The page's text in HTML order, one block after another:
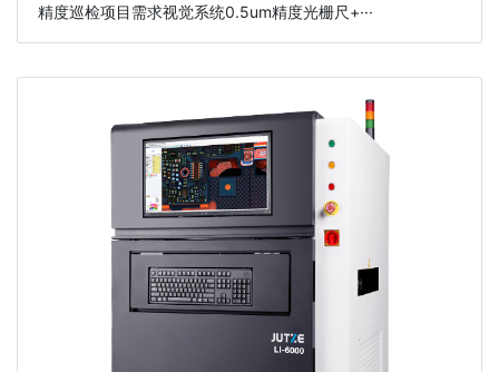
精度巡检项目需求视觉系统0.5um精度光栅尺+···